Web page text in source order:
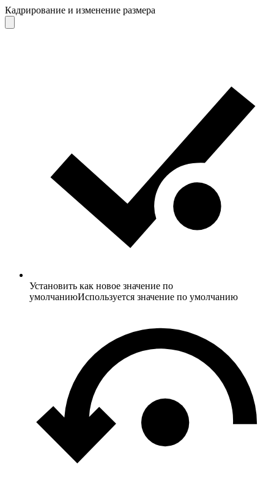
Кадрирование и изменение размера
Установить как новое значение по
умолчаниюИспользуется значение по умолчанию